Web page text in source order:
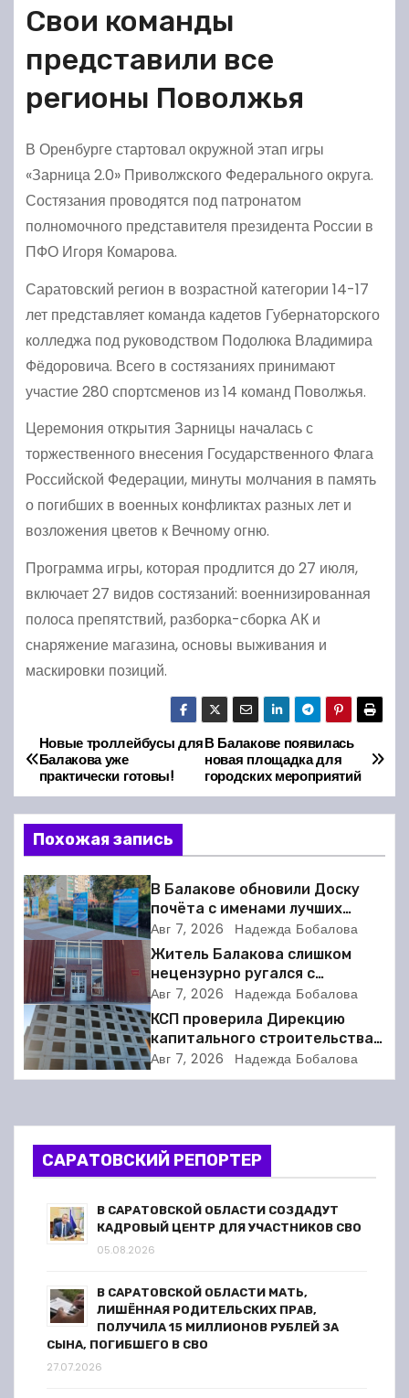
Свои команды
представили все
регионы Поволжья
В Оренбурге стартовал окружной этап игры
«Зарница 2.0» Приволжского Федерального округа.
Состязания проводятся под патронатом
полномочного представителя президента России в
ПФО Игоря Комарова.
Саратовский регион в возрастной категории 14-17
лет представляет команда кадетов Губернаторского
колледжа под руководством Подолюка Владимира
Фёдоровича. Всего в состязаниях принимают
участие 280 спортсменов из 14 команд Поволжья.
Церемония открытия Зарницы началась с
торжественного внесения Государственного Флага
Российской Федерации, минуты молчания в память
о погибших в военных конфликтах разных лет и
возложения цветов к Вечному огню.
Программа игры, которая продлится до 27 июля,
включает 27 видов состязаний: военнизированная
полоса препятствий, разборка-сборка АК и
снаряжение магазина, основы выживания и
маскировки позиций.
Н
а
в
и
г
а
ц
и
я
о
з
В Балакове появилась
новая площадка для
городских мероприятий
Новые троллейбусы для
Балакова уже
практически готовы!
Похожая запись
В Балакове обновили Доску
почёта с именами лучших
спортсменов. Фото
Авг 7, 2026 Надежда Бобалова
Житель Балакова слишком
нецензурно ругался с
соседкой и получил двое суток
ареста
Авг 7, 2026 Надежда Бобалова
КСП проверила Дирекцию
капитального строительства в
Балакове и нашла множество
нарушений
Авг 7, 2026 Надежда Бобалова
САРАТОВСКИЙ РЕПОРТЕР
В САРАТОВСКОЙ ОБЛАСТИ СОЗДАДУТ
КАДРОВЫЙ ЦЕНТР ДЛЯ УЧАСТНИКОВ СВО
05.08.2026
В САРАТОВСКОЙ ОБЛАСТИ МАТЬ,
ЛИШЁННАЯ РОДИТЕЛЬСКИХ ПРАВ,
ПОЛУЧИЛА 15 МИЛЛИОНОВ РУБЛЕЙ ЗА
СЫНА, ПОГИБШЕГО В СВО
27.07.2026